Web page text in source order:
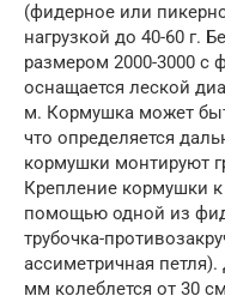
(фидерное или
нагрузкой до 40-60 г.
размером 2000-3000
оснащается леской
м. Кормушка может
что определяется
кормушки монтируют
Крепление кормушки
помощью одной из
трубочка-
ассиметричная
мм колеблется от 30